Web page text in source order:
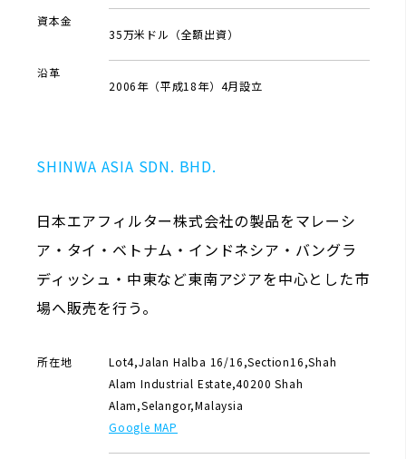
資本金
35万米ドル（全額出資）
沿革
2006年（平成18年）4月設立
SHINWA ASIA SDN. BHD.
日本エアフィルター株式会社の製品をマレーシ
ア・タイ・ベトナム・インドネシア・バングラ
ディッシュ・中東など東南アジアを中心とした市
場へ販売を行う。
所在地
Lot4,Jalan Halba 16/16,Section16,Shah
Alam Industrial Estate,40200 Shah
Alam,Selangor,Malaysia
Google MAP